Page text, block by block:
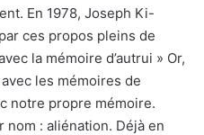
En 1978, Joseph Ki-
ces propos pleins de
la mémoire d’autrui » Or,
les mémoires de
notre propre mémoire.
nom : aliénation. Déjà en